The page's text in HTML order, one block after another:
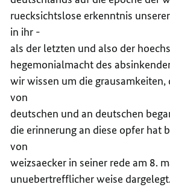
ruecksichtslose erkenntnis
in ihr -
als der letzten und also der
hegemonialmacht des
wir wissen um die grausamkeiten,
von
deutschen und an deutschen
die erinnerung an diese opfer hat
von
weizsaecker in seiner rede am 8.
unuebertrefflicher weise